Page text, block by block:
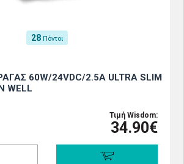
28 Πόντοι
60W/24VDC/2.5A ULTRA SLIM
WELL
Τιμή Wisdom:
34.90€